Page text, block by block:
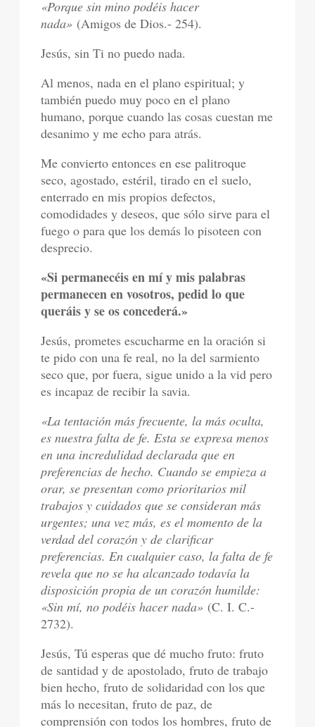
«Porque sin mino podéis hacer
nada» (Amigos de Dios.- 254).
Jesús, sin Ti no puedo nada.
Al menos, nada en el plano espiritual; y
también puedo muy poco en el plano
humano, porque cuando las cosas cuestan me
desanimo y me echo para atrás.
Me convierto entonces en ese palitroque
seco, agostado, estéril, tirado en el suelo,
enterrado en mis propios defectos,
comodidades y deseos, que sólo sirve para el
fuego o para que los demás lo pisoteen con
desprecio.
«Si permanecéis en mí y mis palabras
permanecen en vosotros, pedid lo que
queráis y se os concederá.»
Jesús, prometes escucharme en la oración si
te pido con una fe real, no la del sarmiento
seco que, por fuera, sigue unido a la vid pero
es incapaz de recibir la savia.
«La tentación más frecuente, la más oculta,
es nuestra falta de fe. Esta se expresa menos
en una incredulidad declarada que en
preferencias de hecho. Cuando se empieza a
orar, se presentan como prioritarios mil
trabajos y cuidados que se consideran más
urgentes; una vez más, es el momento de la
verdad del corazón y de clarificar
preferencias. En cualquier caso, la falta de fe
revela que no se ha alcanzado todavía la
disposición propia de un corazón humilde:
«Sin mí, no podéis hacer nada» (C. I. C.-
2732).
Jesús, Tú esperas que dé mucho fruto: fruto
de santidad y de apostolado, fruto de trabajo
bien hecho, fruto de solidaridad con los que
más lo necesitan, fruto de paz, de
comprensión con todos los hombres, fruto de